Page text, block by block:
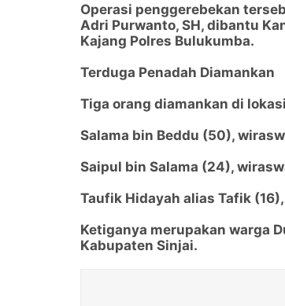
Operasi penggerebekan
Adri Purwanto, SH, dibantu
Kajang Polres Bulukumba.
Terduga Penadah Diamankan
Tiga orang diamankan di
Salama bin Beddu (50),
Saipul bin Salama (24),
Taufik Hidayah alias Tafik
Ketiganya merupakan warga
Kabupaten Sinjai.